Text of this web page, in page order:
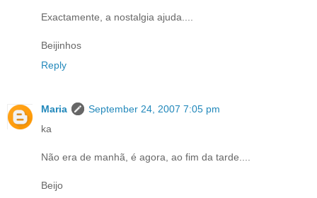
Exactamente, a nostalgia ajuda....
Beijinhos
Reply
Maria
September 24, 2007 7:05 pm
ka
Não era de manhã, é agora, ao fim da tarde....
Beijo